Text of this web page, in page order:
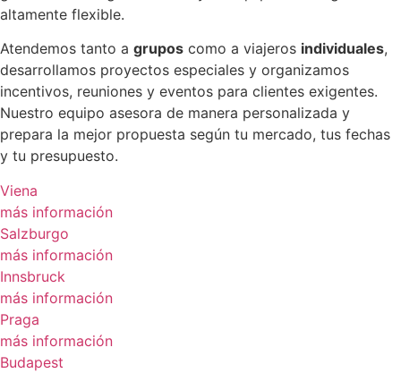
altamente flexible.
Atendemos tanto a grupos como a viajeros individuales,
desarrollamos proyectos especiales y organizamos
incentivos, reuniones y eventos para clientes exigentes.
Nuestro equipo asesora de manera personalizada y
prepara la mejor propuesta según tu mercado, tus fechas
y tu presupuesto.
Viena
más información
Salzburgo
más información
Innsbruck
más información
Praga
más información
Budapest